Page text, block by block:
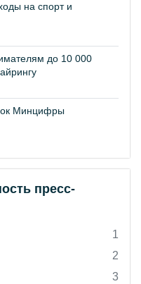
на спорт и
до 10 000
Минцифры
пресс-
1
2
3